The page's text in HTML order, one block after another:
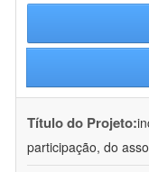
Título do Projeto:
participação, do